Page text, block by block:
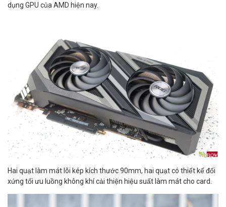
dụng GPU của AMD hiện nay.
Hai quạt làm mát lõi kép kích thước 90mm, hai quạt có thiết kế đối
xứng tối ưu luồng không khí cải thiện hiệu suất làm mát cho card.